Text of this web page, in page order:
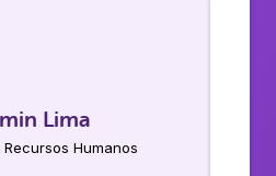
Lima
Humanos